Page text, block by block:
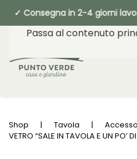
Consegna in 2-4
Passa al contenuto
Shop Tavola
VETRO “SALE IN TAVOLA E UN PO’